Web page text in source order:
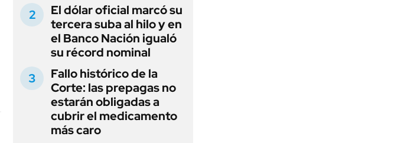
El dólar oficial marcó su
tercera suba al hilo y en
el Banco Nación igualó
su récord nominal
Fallo histórico de la
Corte: las prepagas no
estarán obligadas a
cubrir el medicamento
más caro